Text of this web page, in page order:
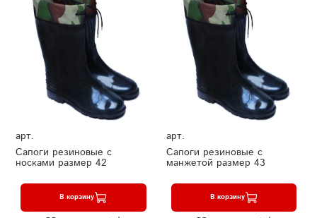
арт.
Сапоги резиновые с
носками размер 42
В корзину
арт.
Сапоги резиновые с
манжетой размер 43
В корзину